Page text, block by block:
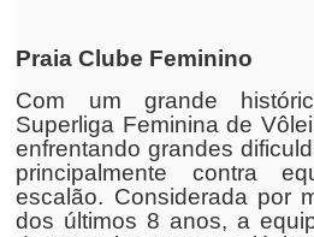
Praia Clube Feminino
Com um grande
Superliga Feminina de
enfrentando grandes
principalmente contra
escalão. Considerada por
dos últimos 8 anos, a